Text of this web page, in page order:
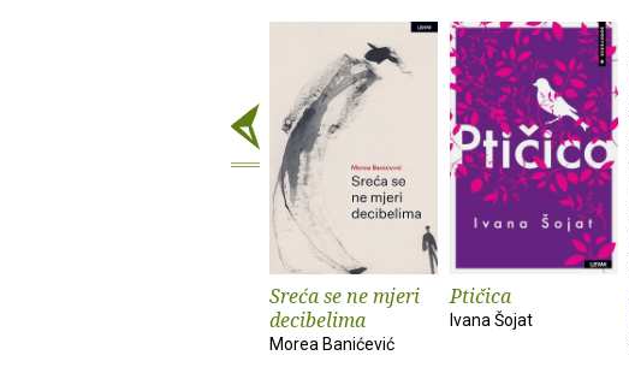
Sreća se ne mjeri
decibelima
Morea Banićević
Ptičica
Ivana Šojat